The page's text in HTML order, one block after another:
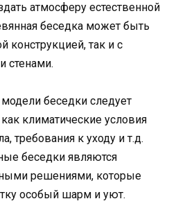
атмосферу естественной
беседка может быть
конструкцией, так и с
стенами.
беседки следует
климатические условия
требования к уходу и т.д.
беседки являются
решениями, которые
особый шарм и уют.